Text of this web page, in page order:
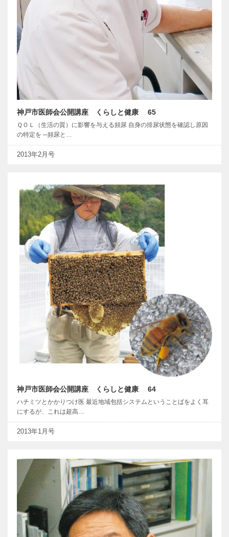
神戸市医師会公開講座 くらしと健康 65
ＱＯＬ（生活の質）に影響を与える頻尿 自身の排尿状態を確認し原因
の特定を ─頻尿と…
2013年2月号
神戸市医師会公開講座 くらしと健康 64
ハチミツとかかりつけ医 最近地域包括システムということばをよく耳
にするが、これは超高…
2013年1月号